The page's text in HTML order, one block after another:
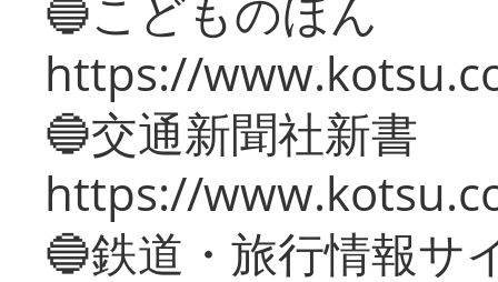
🔵こどものほん
https://
🔵交通新聞社新書
https://
🔵鉄道・旅行情報サ